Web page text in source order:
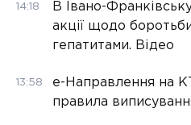
14:18
В Івано-
акції щодо
гепатитами. Відео
13:58
е-Направлення на
правила